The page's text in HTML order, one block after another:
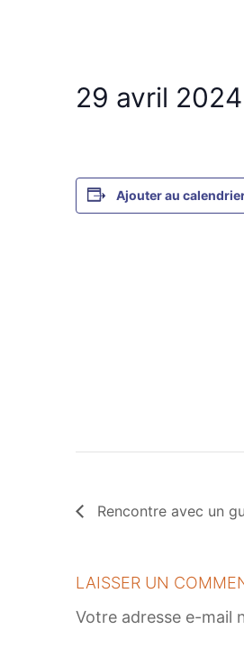
29 avril
Ajouter au
Rencontre avec un
LAISSER UN
Votre adresse e-mail